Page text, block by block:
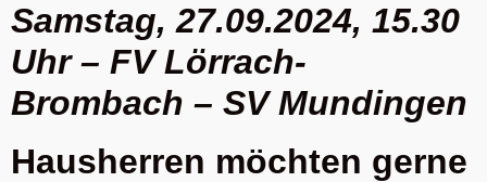
Samstag, 27.09.2024, 15.30
Uhr – FV Lörrach-
Brombach – SV Mundingen
Hausherren möchten gerne